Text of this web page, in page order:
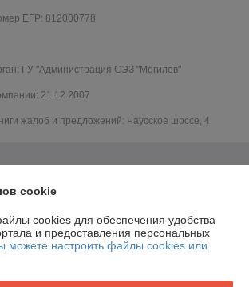
ЕГР: 812000778
ГУ "Администрация СЭЗ "Могилев"
21.12.2007
жалоб и предложений: Чаусское шоссе, 4
cookie
cookies для обеспечения удобства
и предоставления персональных
можете настроить файлы cookies или